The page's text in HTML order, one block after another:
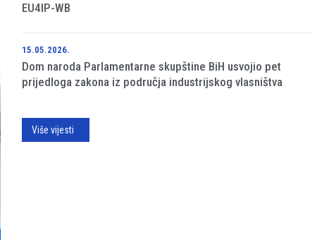
EU4IP-WB
15.05.2026.
Dom naroda Parlamentarne skupštine BiH usvojio pet
prijedloga zakona iz područja industrijskog vlasništva
Više vijesti